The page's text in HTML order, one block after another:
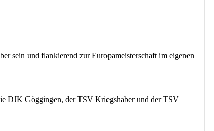
sein und flankierend zur Europameisterschaft im eigenen
DJK Göggingen, der TSV Kriegshaber und der TSV